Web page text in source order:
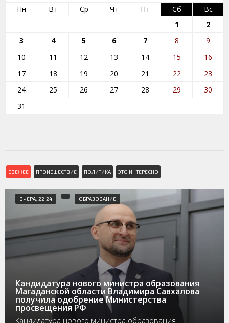
Пн
Вт Ср Чт Пт Сб
Вс
1
2
3
4 5 6 7 8
9
10
11 12 13 14 15
16
17
18 19 20 21 22
23
24
25 26 27 28 29
30
31
СВЕЖЕЕ ПРОИСШЕСТВИЕ ПОЛИТИКА ЭТО ИНТЕРЕСНО
ВЧЕРА, 22:24 ОБРАЗОВАНИЕ
Кандидатура нового министра образования
Магаданской области Владимира Савхалова
получила одобрение Министерства
просвещения РФ
Кандидатура нового министра образования